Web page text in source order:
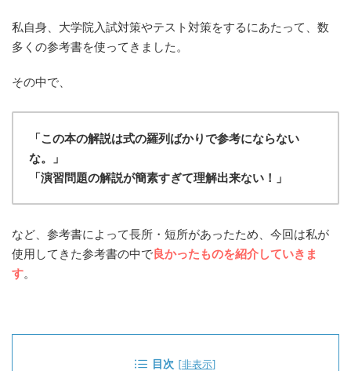
私自身、大学院入試対策やテスト対策をするにあたって、数
多くの参考書を使ってきました。
その中で、
「この本の解説は式の羅列ばかりで参考にならない
な。」
「演習問題の解説が簡素すぎて理解出来ない！」
など、参考書によって長所・短所があったため、今回は私が
使用してきた参考書の中で良かったものを紹介していきま
す。
目次 [非表示]